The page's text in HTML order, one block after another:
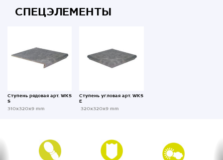
СПЕЦЭЛЕМЕНТЫ
Ступень рядовая арт. WKS
S
310х320х9 mm
Ступень угловая арт. WKS
E
320x320x9 mm